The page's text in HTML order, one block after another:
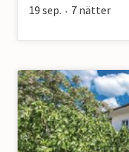
19 sep. • 7 nätter